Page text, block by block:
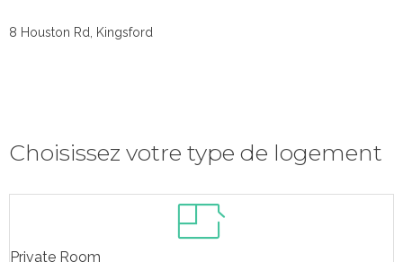
8 Houston Rd, Kingsford
Choisissez votre type de logement
Private Room